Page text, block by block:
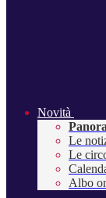
Novità
Le
Le
Albo